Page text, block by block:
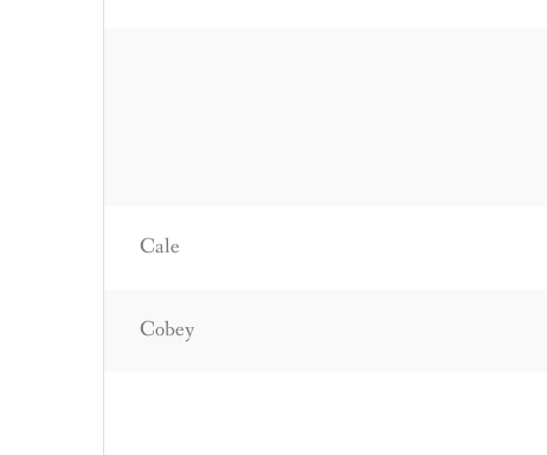
Cale
Cobey